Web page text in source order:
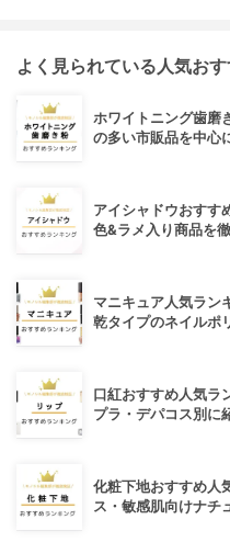
よく見られている人気お
ホワイトニング歯磨
の多い市販品を中心
アイシャドウおすす
色&ラメ入り商品を
マニキュア人気ラン
乾タイプのネイルポ
口紅おすすめ人気ラ
プラ・デパコス別に
化粧下地おすすめ人
ス・敏感肌向けナチ